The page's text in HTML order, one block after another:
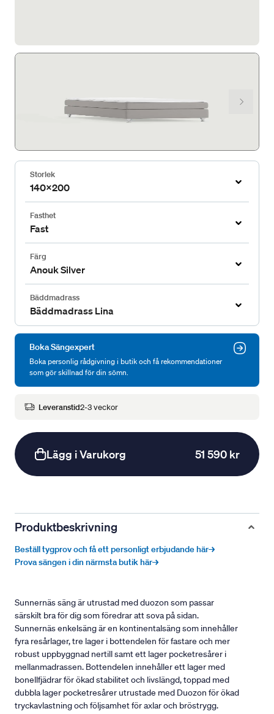
Storlek
140x200
Fasthet
Fast
Färg
Anouk Silver
Bäddmadrass
Bäddmadrass Lina
Boka Sängexpert
Boka personlig rådgivning i butik och få rekommendationer
som gör skillnad för din sömn.
Leveranstid2-3 veckor
Lägg i Varukorg 51 590 kr
Produktbeskrivning
Beställ tygprov och få ett personligt erbjudande här→
Prova sängen i din närmsta butik här→
Sunnernäs säng är utrustad med duozon som passar
särskilt bra för dig som föredrar att sova på sidan.
Sunnernäs enkelsäng är en kontinentalsäng som innehåller
fyra resårlager, tre lager i bottendelen för fastare och mer
robust uppbyggnad nertill samt ett lager pocketresårer i
mellanmadrassen. Bottendelen innehåller ett lager med
bonellfjädrar för ökad stabilitet och livslängd, toppad med
dubbla lager pocketresårer utrustade med Duozon för ökad
tryckavlastning och följsamhet för axlar och bröstrygg.